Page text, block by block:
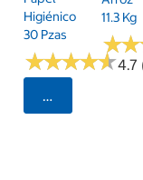
Higiénico
30 Pzas
★★★★★
★★★★★4.7
Seleccionar
11.3 Kg
★★
★★